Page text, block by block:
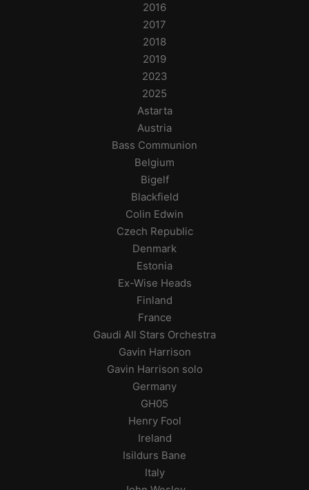
2016
2017
2018
2019
2023
2025
Astarta
Austria
Bass Communion
Belgium
Bigelf
Blackfield
Colin Edwin
Czech Republic
Denmark
Estonia
Ex-Wise Heads
Finland
France
Gaudi All Stars Orchestra
Gavin Harrison
Gavin Harrison solo
Germany
GH05
Henry Fool
Ireland
Isildurs Bane
Italy